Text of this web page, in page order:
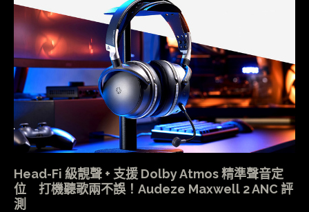
Head-Fi 級靚聲 + 支援 Dolby Atmos 精準聲音定
位 打機聽歌兩不誤！Audeze Maxwell 2 ANC 評
測